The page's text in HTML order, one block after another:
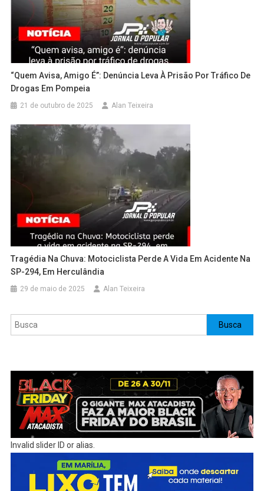
“Quem Avisa, Amigo É”: Denúncia Leva À Prisão Por Tráfico De
Drogas Em Pompeia
21 de outubro de 2025 Alan Teixeira
Tragédia Na Chuva: Motociclista Perde A Vida Em Acidente Na
SP-294, Em Herculândia
29 de maio de 2025 Alan Teixeira
Pesquisar Busca
Invalid slider ID or alias.